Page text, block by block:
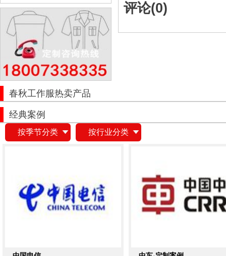
评论(0)
春秋工作服热卖产品
经典案例
按季节分类 按行业分类